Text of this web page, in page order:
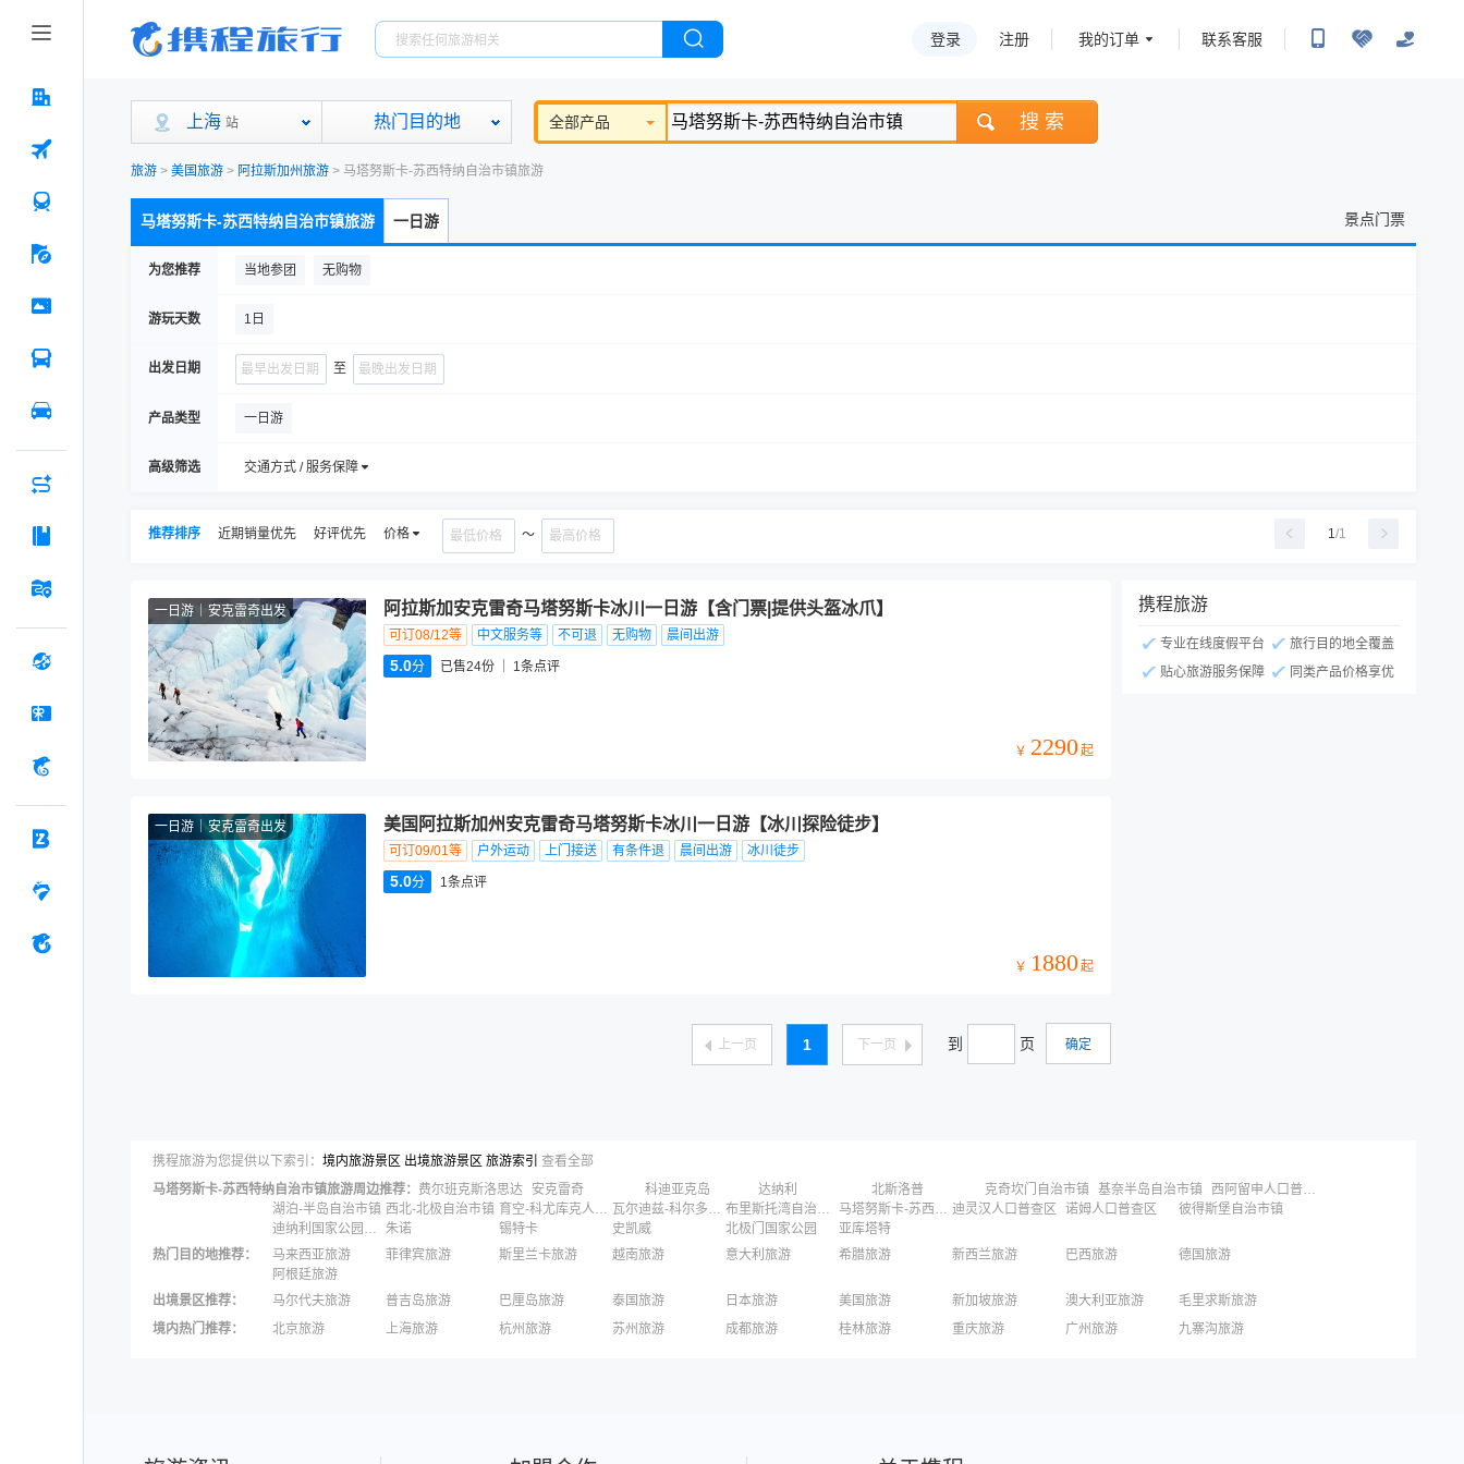
登录 注册 我的订单 联系客服
上海 站 热门目的地 全部产品 搜 索
旅游 > 美国旅游 > 阿拉斯加州旅游 > 马塔努斯卡-苏西特纳自治市镇旅游
马塔努斯卡-苏西特纳自治市镇旅游 一日游 景点门票
为您推荐 当地参团 无购物
游玩天数 1日
出发日期 至
产品类型 一日游
高级筛选 交通方式 / 服务保障
推荐排序 近期销量优先 好评优先 价格 ～ 1/1
一日游 安克雷奇出发 阿拉斯加安克雷奇马塔努斯卡冰川一日游【含门票|提供头盔冰爪】
可订08/12等 中文服务等 不可退 无购物 晨间出游
5.0分 已售24份 1条点评
￥ 2290起
一日游 安克雷奇出发 美国阿拉斯加州安克雷奇马塔努斯卡冰川一日游【冰川探险徒步】
可订09/01等 户外运动 上门接送 有条件退 晨间出游 冰川徒步
5.0分 1条点评
￥ 1880起
上一页 1 下一页 到 页
携程旅游
专业在线度假平台
旅行目的地全覆盖
贴心旅游服务保障
同类产品价格享优
携程旅游为您提供以下索引： 境内旅游景区 出境旅游景区 旅游索引 查看全部
马塔努斯卡-苏西特纳自治市镇旅游周边推荐： 费尔班克斯洛思达 安克雷奇 科迪亚克岛 达纳利 北斯洛普 克奇坎门自治市镇 基奈半岛自治市镇
西阿留申人口普查区
湖泊-半岛自治市镇 西北-北极自治市镇 育空-科尤库克人口普查区 瓦尔迪兹-科尔多瓦人口普查区 布里斯托湾自治市镇 马塔努斯卡-苏西特纳自治市镇 迪灵汉人口普查区 诺姆人口普查区
彼得斯堡自治市镇
迪纳利国家公园和保护区
朱诺 锡特卡 史凯威 北极门国家公园
亚库塔特
热门目的地推荐： 马来西亚旅游 菲律宾旅游 斯里兰卡旅游 越南旅游 意大利旅游 希腊旅游 新西兰旅游 巴西旅游
德国旅游
阿根廷旅游
出境景区推荐： 马尔代夫旅游 普吉岛旅游 巴厘岛旅游 泰国旅游 日本旅游 美国旅游 新加坡旅游 澳大利亚旅游
毛里求斯旅游
苏梅岛旅游
瑞士旅游 长滩岛旅游 迪拜旅游 清迈旅游 柬埔寨旅游 英国旅游 东京旅游
京都旅游
境内热门推荐： 北京旅游 上海旅游 杭州旅游 苏州旅游 成都旅游 桂林旅游 重庆旅游 广州旅游
九寨沟旅游